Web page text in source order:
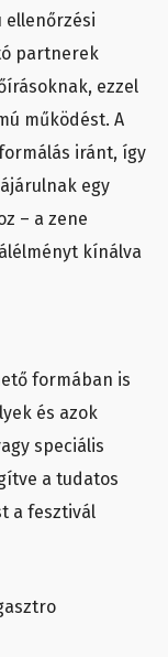
ellenőrzési
partnerek
ezzel
működést. A
iránt, így
egy
– a zene
kínálva
formában is
és azok
speciális
a tudatos
a fesztivál